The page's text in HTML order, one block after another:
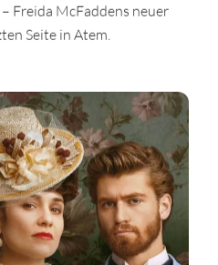
Freida McFaddens neuer
Seite in Atem.